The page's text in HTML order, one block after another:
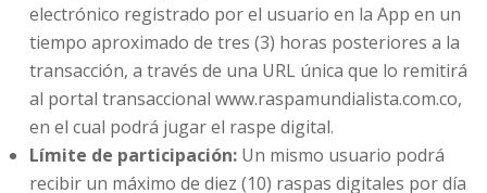
electrónico registrado por el usuario en la App en un
tiempo aproximado de tres (3) horas posteriores a la
transacción, a través de una URL única que lo remitirá
al portal transaccional www.raspamundialista.com.co,
en el cual podrá jugar el raspe digital.
Límite de participación: Un mismo usuario podrá
recibir un máximo de diez (10) raspas digitales por día